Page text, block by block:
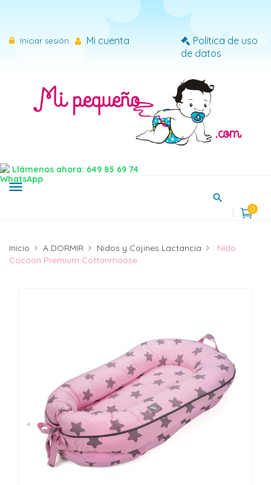
Iniciar sesión Mi cuenta
Política de uso
de datos
Llámenos ahora: 649 85 69 74
menu
0
Inicio A DORMIR Nidos y Cojines Lactancia
Nido
Cocoon Premium Cottonmoose
Iniciar sesión
Necesitas iniciar sesión para guardar productos en tu
Iniciar sesión